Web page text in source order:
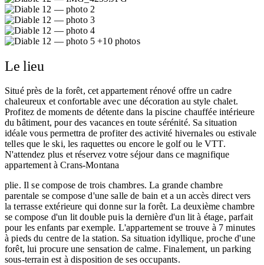
+10 photos
Le lieu
Situé près de la forêt, cet appartement rénové offre un cadre
chaleureux et confortable avec une décoration au style chalet.
Profitez de moments de détente dans la piscine chauffée intérieure
du bâtiment, pour des vacances en toute sérénité. Sa situation
idéale vous permettra de profiter des activité hivernales ou estivale
telles que le ski, les raquettes ou encore le golf ou le VTT.
N'attendez plus et réservez votre séjour dans ce magnifique
appartement à Crans-Montana
plie. Il se compose de trois chambres. La grande chambre
parentale se compose d'une salle de bain et a un accès direct vers
la terrasse extérieure qui donne sur la forêt. La deuxième chambre
se compose d'un lit double puis la dernière d'un lit à étage, parfait
pour les enfants par exemple. L'appartement se trouve à 7 minutes
à pieds du centre de la station. Sa situation idyllique, proche d'une
forêt, lui procure une sensation de calme. Finalement, un parking
sous-terrain est à disposition de ses occupants.